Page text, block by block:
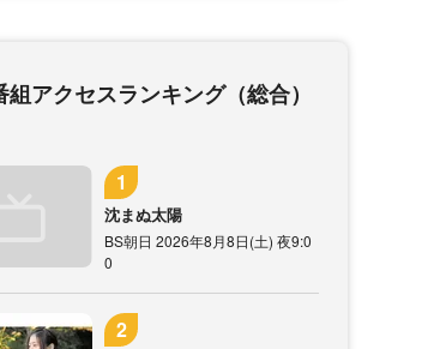
組アクセスランキング（総合）
沈まぬ太陽
BS朝日 2026年8月8日(土) 夜9:0
0